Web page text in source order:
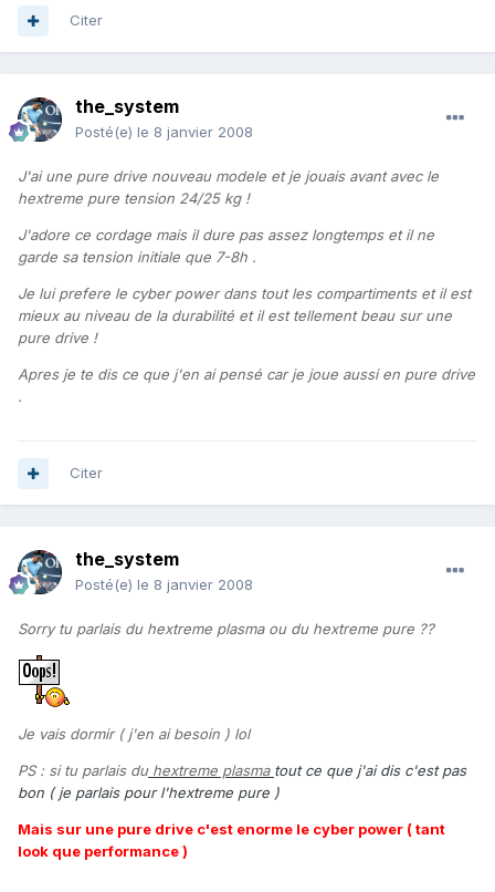
Citer
the_system
Posté(e) le 8 janvier 2008
J'ai une pure drive nouveau modele et je jouais avant avec le
hextreme pure tension 24/25 kg !
J'adore ce cordage mais il dure pas assez longtemps et il ne
garde sa tension initiale que 7-8h .
Je lui prefere le cyber power dans tout les compartiments et il est
mieux au niveau de la durabilité et il est tellement beau sur une
pure drive !
Apres je te dis ce que j'en ai pensé car je joue aussi en pure drive
.
Citer
the_system
Posté(e) le 8 janvier 2008
Sorry tu parlais du hextreme plasma ou du hextreme pure ??
Je vais dormir ( j'en ai besoin ) lol
PS : si tu parlais duhextreme plasma tout ce que j'ai dis c'est pas
bon ( je parlais pour l'hextreme pure )
Mais sur une pure drive c'est enorme le cyber power ( tant
look que performance )